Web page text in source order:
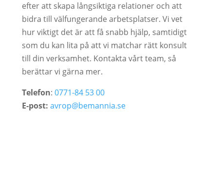
efter att skapa långsiktiga relationer och att
bidra till välfungerande arbetsplatser. Vi vet
hur viktigt det är att få snabb hjälp, samtidigt
som du kan lita på att vi matchar rätt konsult
till din verksamhet. Kontakta vårt team, så
berättar vi gärna mer.
Telefon: 0771-84 53 00
E-post: avrop@bemannia.se